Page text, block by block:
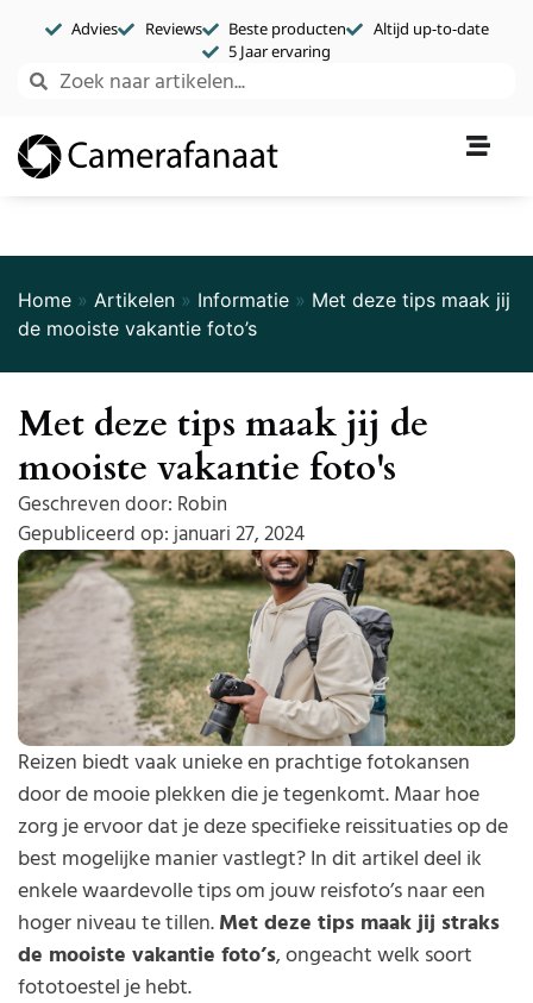
Advies Reviews Beste producten
Altijd up-to-date
5 Jaar ervaring
Home » Artikelen » Informatie » Met deze tips maak jij
de mooiste vakantie foto’s
Met deze tips maak jij de
mooiste vakantie foto's
Geschreven door: Robin
Gepubliceerd op: januari 27, 2024
Reizen biedt vaak unieke en prachtige fotokansen
door de mooie plekken die je tegenkomt. Maar hoe
zorg je ervoor dat je deze specifieke reissituaties op de
best mogelijke manier vastlegt? In dit artikel deel ik
enkele waardevolle tips om jouw reisfoto’s naar een
hoger niveau te tillen. Met deze tips maak jij straks
de mooiste vakantie foto’s, ongeacht welk soort
fototoestel je hebt.